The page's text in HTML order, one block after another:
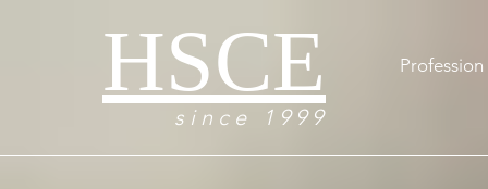
HSCE
s i n c e 1 9 9 9